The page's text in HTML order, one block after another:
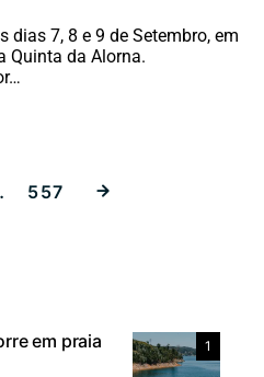
dias 7, 8 e 9 de Setembro, em
Quinta da Alorna.
Paginação
557
1
em praia